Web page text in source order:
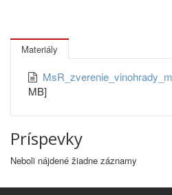
Materiály
MB]
Príspevky
Neboli nájdené žiadne záznamy